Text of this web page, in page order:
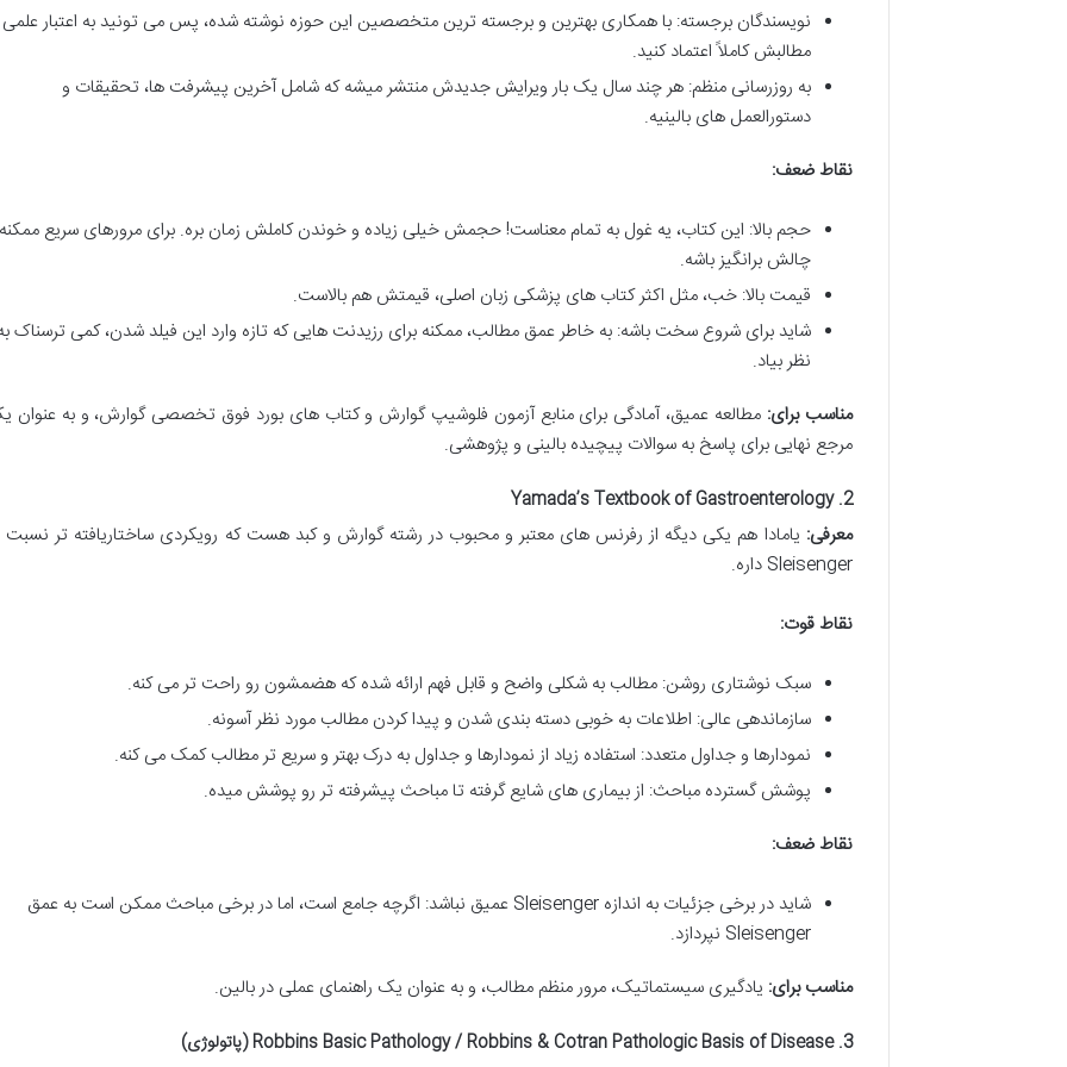
نویسندگان برجسته: با همکاری بهترین و برجسته ترین متخصصین این حوزه نوشته شده، پس می تونید به اعتبار علمی
مطالبش کاملاً اعتماد کنید.
به روزرسانی منظم: هر چند سال یک بار ویرایش جدیدش منتشر میشه که شامل آخرین پیشرفت ها، تحقیقات و
دستورالعمل های بالینیه.
نقاط ضعف:
حجم بالا: این کتاب، یه غول به تمام معناست! حجمش خیلی زیاده و خوندن کاملش زمان بره. برای مرورهای سریع
چالش برانگیز باشه.
قیمت بالا: خب، مثل اکثر کتاب های پزشکی زبان اصلی، قیمتش هم بالاست.
شاید برای شروع سخت باشه: به خاطر عمق مطالب، ممکنه برای رزیدنت هایی که تازه وارد این فیلد شدن، کمی ترسناک
نظر بیاد.
مناسب برای: مطالعه عمیق، آمادگی برای منابع آزمون فلوشیپ گوارش و کتاب های بورد فوق تخصصی گوارش، و به عنوان
مرجع نهایی برای پاسخ به سوالات پیچیده بالینی و پژوهشی.
2. Yamada’s Textbook of Gastroenterology
معرفی: یامادا هم یکی دیگه از رفرنس های معتبر و محبوب در رشته گوارش و کبد هست که رویکردی ساختاریافته تر نسبت
Sleisenger داره.
نقاط قوت:
سبک نوشتاری روشن: مطالب به شکلی واضح و قابل فهم ارائه شده که هضمشون رو راحت تر می کنه.
سازماندهی عالی: اطلاعات به خوبی دسته بندی شدن و پیدا کردن مطالب مورد نظر آسونه.
نمودارها و جداول متعدد: استفاده زیاد از نمودارها و جداول به درک بهتر و سریع تر مطالب کمک می کنه.
پوشش گسترده مباحث: از بیماری های شایع گرفته تا مباحث پیشرفته تر رو پوشش میده.
نقاط ضعف:
شاید در برخی جزئیات به اندازه Sleisenger عمیق نباشد: اگرچه جامع است، اما در برخی مباحث ممکن است به عمق
Sleisenger نپردازد.
مناسب برای: یادگیری سیستماتیک، مرور منظم مطالب، و به عنوان یک راهنمای عملی در بالین.
3. Robbins Basic Pathology / Robbins & Cotran Pathologic Basis of Disease (پاتولوژی)